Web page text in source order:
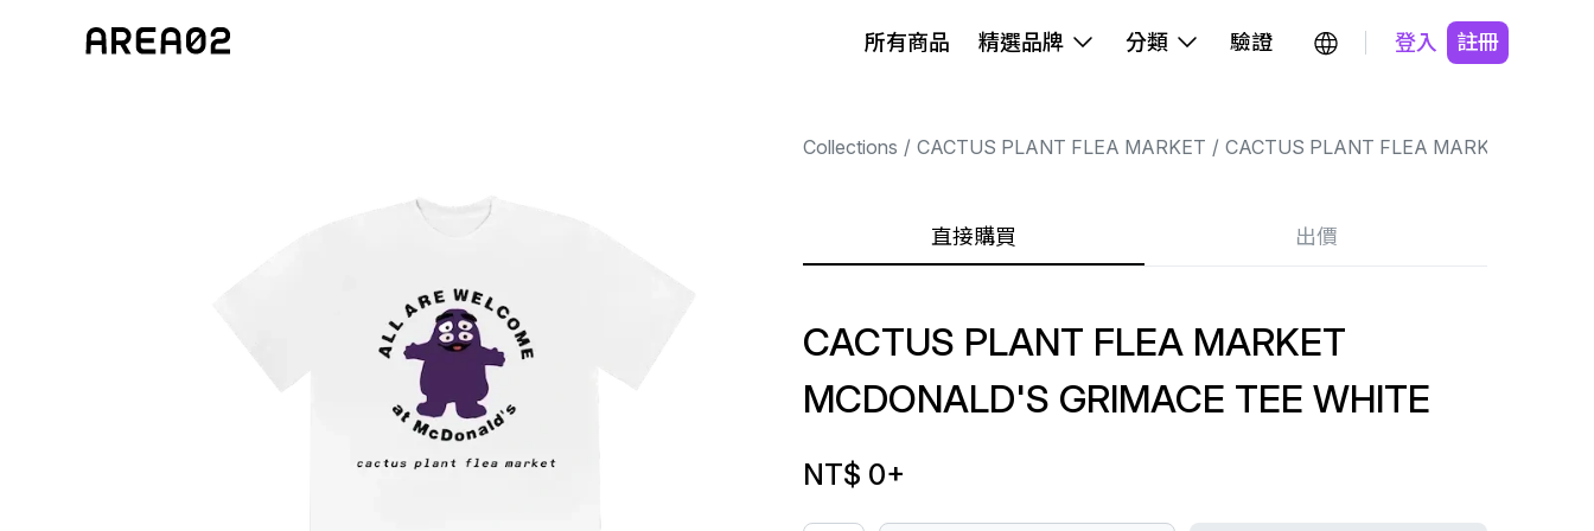
所有商品 精選品牌 分類 驗證 登入 註冊
Collections CACTUS PLANT FLEA MARKET CACTUS PLANT FLEA MARKET
直接購買 出價
CACTUS PLANT FLEA MARKET
MCDONALD'S GRIMACE TEE WHITE
NT$ 0+